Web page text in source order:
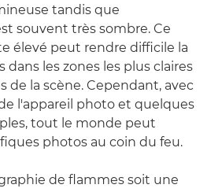
tandis que
souvent très sombre. Ce
élevé peut rendre difficile la
dans les zones les plus claires
de la scène. Cependant, avec
l'appareil photo et quelques
tout le monde peut
photos au coin du feu.
de flammes soit une